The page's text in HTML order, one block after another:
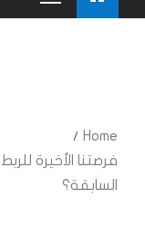
Home
فرصتنا الأخيرة
السابقة؟